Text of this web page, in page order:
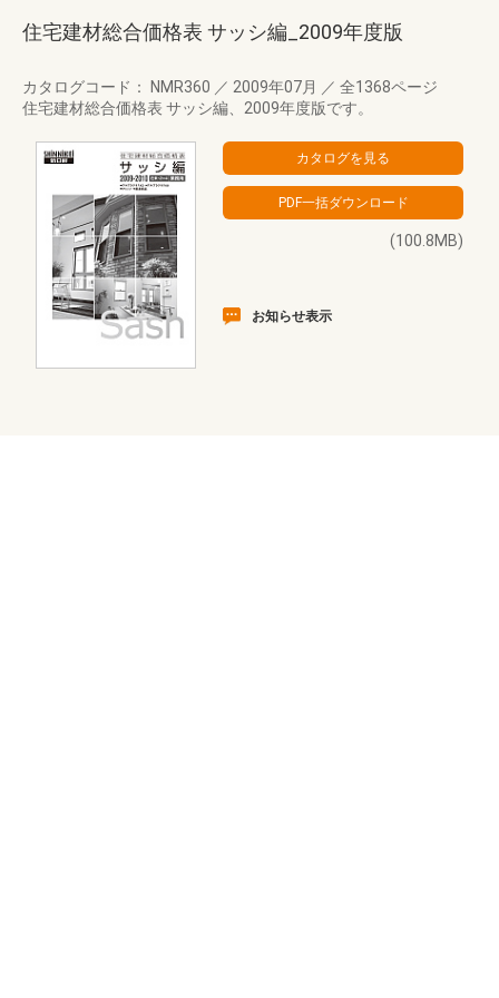
住宅建材総合価格表 サッシ編_2009年度版
カタログコード： NMR360 ／ 2009年07月 ／ 全1368ページ
住宅建材総合価格表 サッシ編、2009年度版です。
(100.8MB)
お知らせ表示